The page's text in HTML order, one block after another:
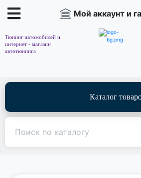
Мой аккаунт и
Тюнинг автомобилей и
интернет - магазин
автотюнинга
Каталог